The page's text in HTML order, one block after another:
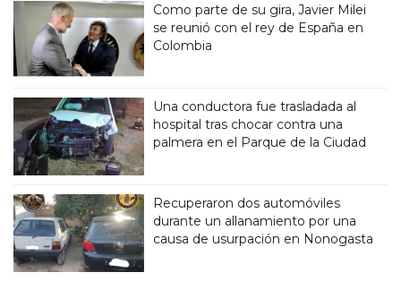
Como parte de su gira, Javier Milei
se reunió con el rey de España en
Colombia
Una conductora fue trasladada al
hospital tras chocar contra una
palmera en el Parque de la Ciudad
Recuperaron dos automóviles
durante un allanamiento por una
causa de usurpación en Nonogasta